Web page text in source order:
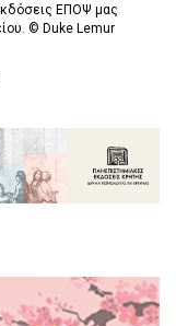
ΕΠΟΨ μας
© Duke Lemur